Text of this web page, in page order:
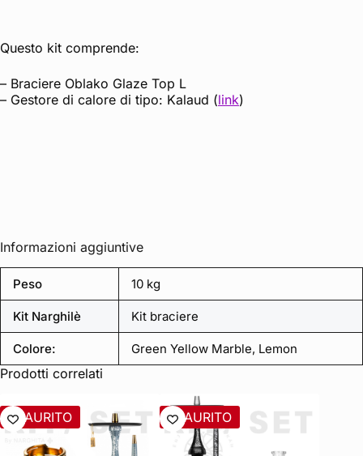
Questo kit comprende:
– Braciere Oblako Glaze Top L
– Gestore di calore di tipo: Kalaud (link)
Informazioni aggiuntive
Peso 10 kg
Kit Narghilè Kit braciere
Colore: Green Yellow Marble, Lemon
Prodotti correlati
ESAURITO ESAURITO